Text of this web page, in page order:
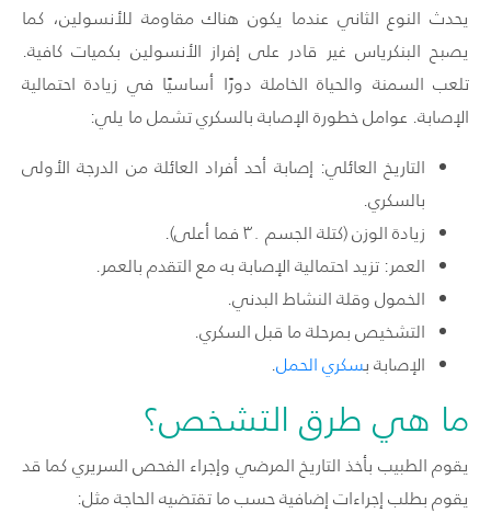
يحدث النوع الثاني عندما يكون هناك مقاومة للأنسولين، كما
يصبح البنكرياس غير قادر على إفراز الأنسولين بكميات كافية.
تلعب السمنة والحياة الخاملة دورًا أساسيًا في زيادة احتمالية
الإصابة. عوامل خطورة الإصابة بالسكري تشمل ما يلي:
التاريخ العائلي: إصابة أحد أفراد العائلة من الدرجة الأولى
بالسكري.
زيادة الوزن (كتلة الجسم ٣٠ فما أعلى).
العمر: تزيد احتمالية الإصابة به مع التقدم بالعمر.
الخمول وقلة النشاط البدني.
التشخيص بمرحلة ما قبل السكري.
الإصابة بسكري الحمل.
ما هي طرق التشخص؟
يقوم الطبيب بأخذ التاريخ المرضي وإجراء الفحص السريري كما قد
يقوم بطلب إجراءات إضافية حسب ما تقتضيه الحاجة مثل: